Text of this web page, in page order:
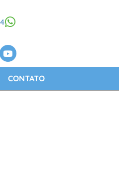
CONTATO